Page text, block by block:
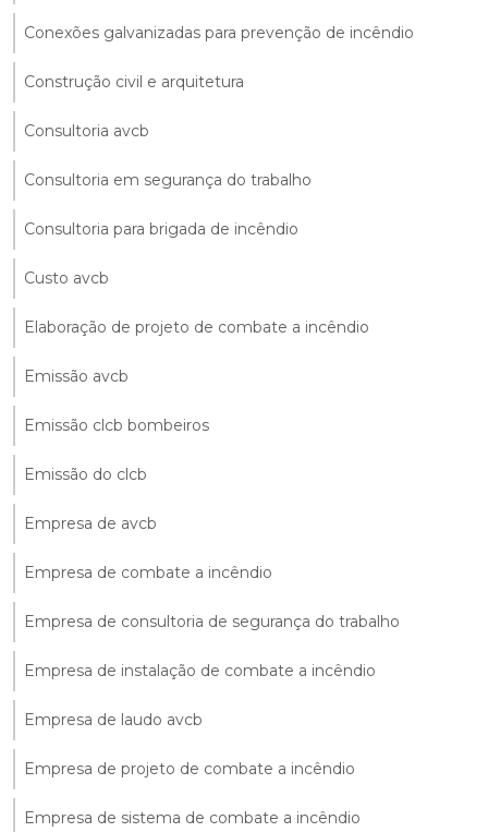
Conexões galvanizadas para prevenção de incêndio
Construção civil e arquitetura
Consultoria avcb
Consultoria em segurança do trabalho
Consultoria para brigada de incêndio
Custo avcb
Elaboração de projeto de combate a incêndio
Emissão avcb
Emissão clcb bombeiros
Emissão do clcb
Empresa de avcb
Empresa de combate a incêndio
Empresa de consultoria de segurança do trabalho
Empresa de instalação de combate a incêndio
Empresa de laudo avcb
Empresa de projeto de combate a incêndio
Empresa de sistema de combate a incêndio